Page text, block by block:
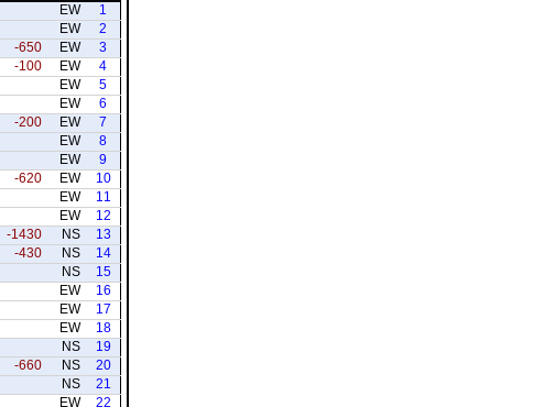
1
EW
2
EW
3
EW
-650
4
EW
-100
5
EW
6
EW
7
EW
-200
8
EW
9
EW
10
EW
-620
11
EW
12
EW
13
NS
-1430
14
NS
-430
15
NS
16
EW
17
EW
18
EW
19
NS
20
NS
-660
21
NS
22
EW